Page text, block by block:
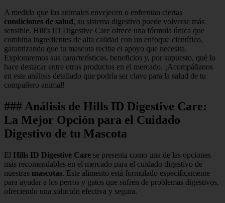
A medida que los animales envejecen o enfrentan ciertas
condiciones de salud, su sistema digestivo puede volverse más
sensible. Hill’s ID Digestive Care ofrece una fórmula única que
combina ingredientes de alta calidad con un enfoque científico,
garantizando que tu mascota reciba el apoyo que necesita.
Exploraremos sus características, beneficios y, por supuesto, qué lo
hace destacar entre otros productos en el mercado. ¡Acompáñanos
en este análisis detallado que podría ser clave para la salud de tu
compañero animal!
### Análisis de Hills ID Digestive Care:
La Mejor Opción para el Cuidado
Digestivo de tu Mascota
El Hills ID Digestive Care se presenta como una de las opciones
más recomendables en el mercado para el cuidado digestivo de
nuestras mascotas. Este alimento está formulado específicamente
para ayudar a los perros y gatos que sufren de problemas digestivos,
ofreciendo una solución efectiva y segura.